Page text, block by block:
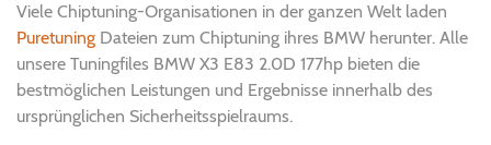
Viele Chiptuning-Organisationen in der ganzen Welt laden
Puretuning Dateien zum Chiptuning ihres BMW herunter. Alle
unsere Tuningfiles BMW X3 E83 2.0D 177hp bieten die
bestmöglichen Leistungen und Ergebnisse innerhalb des
ursprünglichen Sicherheitsspielraums.